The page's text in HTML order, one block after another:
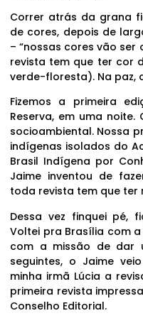
Correr atrás da grana
de cores, depois de
– “nossas cores vão
revista tem que ter cor
verde-floresta). Na paz,
Fizemos a primeira
Reserva, em uma
socioambiental. Nossa
indígenas isolados do
Brasil Indígena por
Jaime inventou de
toda revista tem que ter
Dessa vez finquei pé,
Voltei pra Brasília com
com a missão de dar
seguintes, o Jaime
minha irmã Lúcia a
primeira revista
Conselho Editorial.